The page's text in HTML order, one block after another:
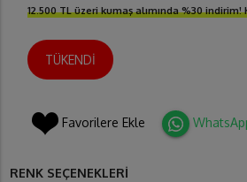
12.500 TL üzeri kumaş alımında %30 indirim!
TÜKENDİ
Favorilere Ekle
RENK SEÇENEKLERİ